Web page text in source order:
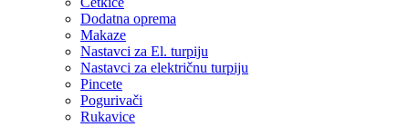
Dodatna oprema
Makaze
Nastavci za El. turpiju
Nastavci za električnu turpiju
Pincete
Pogurivači
Rukavice